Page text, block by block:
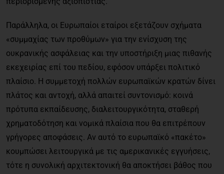
Παράλληλα, οι Ευρωπαίοι εταίροι εξετάζουν σχήματα
«συμμαχίας των προθύμων» για την ενίσχυση της
ουκρανικής ασφάλειας και την υποστήριξη μιας πιθανής
εκεχειρίας επί του πεδίου, εφόσον υπάρξει πολιτικό
πλαίσιο. Η συμμετοχή πολλών ευρωπαϊκών κρατών δίνει
πλάτος και αντοχή, αλλά απαιτεί συντονισμό: κοινά
πρότυπα εκπαίδευσης, διαλειτουργικότητα, σταθερή
χρηματοδότηση και νομικά πλαίσια που θα επιτρέπουν
γρήγορες αποφάσεις. Αν αυτό το ευρωπαϊκό «πακέτο»
κουμπώσει λειτουργικά με τις αμερικανικές εγγυήσεις,
τότε η συνολική αρχιτεκτονική θα αποκτήσει βάθος που